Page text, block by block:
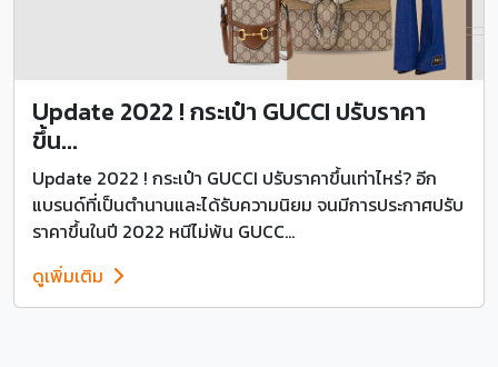
Update 2022 ! กระเป๋า GUCCI ปรับราคา
ขึ้น...
Update 2022 ! กระเป๋า GUCCI ปรับราคาขึ้นเท่าไหร่? อีก
แบรนด์ที่เป็นตำนานและได้รับความนิยม จนมีการประกาศปรับ
ราคาขึ้นในปี 2022 หนีไม่พ้น GUCC...
ดูเพิ่มเติม